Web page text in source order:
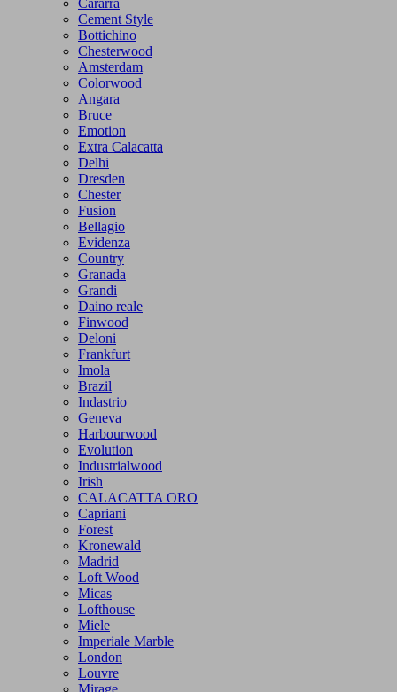
Cement Style
Bottichino
Chesterwood
Amsterdam
Colorwood
Angara
Bruce
Emotion
Extra Calacatta
Delhi
Dresden
Chester
Fusion
Bellagio
Evidenza
Country
Granada
Grandi
Daino reale
Finwood
Deloni
Frankfurt
Imola
Brazil
Indastrio
Geneva
Harbourwood
Evolution
Industrialwood
Irish
CALACATTA ORO
Capriani
Forest
Kronewald
Madrid
Loft Wood
Micas
Lofthouse
Miele
Imperiale Marble
London
Louvre
Mirage